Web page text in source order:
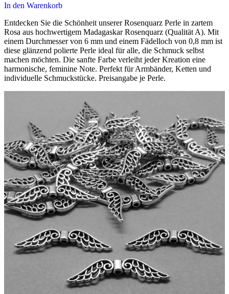
In den Warenkorb
Entdecken Sie die Schönheit unserer Rosenquarz Perle in zartem
Rosa aus hochwertigem Madagaskar Rosenquarz (Qualität A). Mit
einem Durchmesser von 6 mm und einem Fädelloch von 0,8 mm ist
diese glänzend polierte Perle ideal für alle, die Schmuck selbst
machen möchten. Die sanfte Farbe verleiht jeder Kreation eine
harmonische, feminine Note. Perfekt für Armbänder, Ketten und
individuelle Schmuckstücke. Preisangabe je Perle.